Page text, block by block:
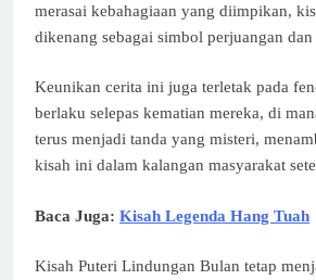
merasai kebahagiaan yang diimpikan,
dikenang sebagai simbol perjuangan
Keunikan cerita ini juga terletak pada
berlaku selepas kematian mereka, di
terus menjadi tanda yang misteri,
kisah ini dalam kalangan masyarakat
Baca Juga: Kisah Legenda Hang Tuah
Kisah Puteri Lindungan Bulan tetap